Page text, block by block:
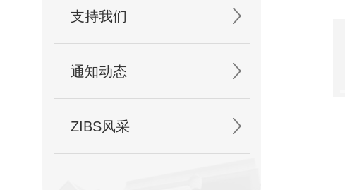
支持我们
通知动态
ZIBS风采